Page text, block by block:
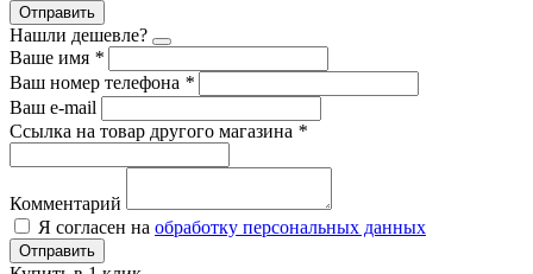
Отправить
Нашли дешевле?
Ваше имя *
Ваш номер телефона *
Ваш e-mail
Ссылка на товар другого магазина *
Комментарий
Я согласен на обработку персональных данных
Отправить